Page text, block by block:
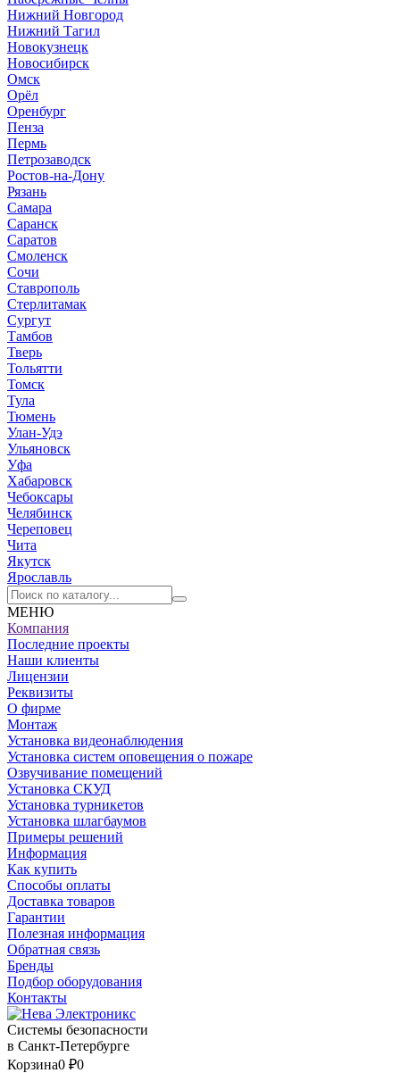
Нижний Новгород
Нижний Тагил
Новокузнецк
Новосибирск
Омск
Орёл
Оренбург
Пенза
Пермь
Петрозаводск
Ростов-на-Дону
Рязань
Самара
Саранск
Саратов
Смоленск
Сочи
Ставрополь
Стерлитамак
Сургут
Тамбов
Тверь
Тольятти
Томск
Тула
Тюмень
Улан-Удэ
Ульяновск
Уфа
Хабаровск
Чебоксары
Челябинск
Череповец
Чита
Якутск
Ярославль
МЕНЮ
Компания
Последние проекты
Наши клиенты
Лицензии
Реквизиты
О фирме
Монтаж
Установка видеонаблюдения
Установка систем оповещения о пожаре
Озвучивание помещений
Установка СКУД
Установка турникетов
Установка шлагбаумов
Примеры решений
Информация
Как купить
Способы оплаты
Доставка товаров
Гарантии
Полезная информация
Обратная связь
Бренды
Подбор оборудования
Контакты
Системы безопасности
в Санкт-Петербурге
Корзина0 ₽0